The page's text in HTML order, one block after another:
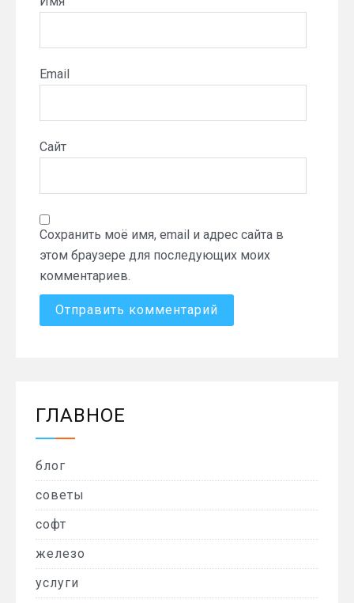
Email
Сайт
Сохранить моё имя, email и адрес сайта в
этом браузере для последующих моих
комментариев.
ГЛАВНОЕ
блог
советы
софт
железо
услуги